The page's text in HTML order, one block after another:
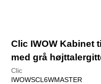
Clic IWOW Kabinet
med grå
Clic
IWOWSCL6WMASTER